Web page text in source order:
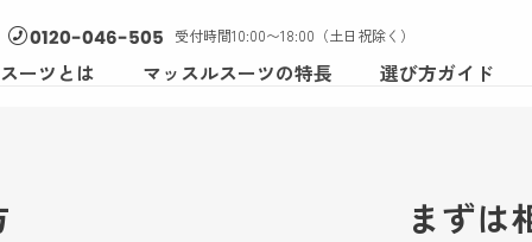
0120-046-505 受付時間10:00〜18:00（土日祝除く）
ーツとは マッスルスーツの特長 選び方ガイド
まずは